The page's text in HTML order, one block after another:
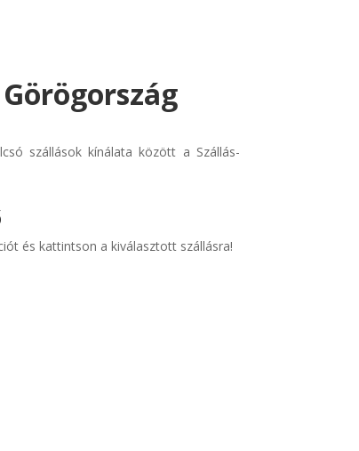
szállások kínálata között a Szállás-
és kattintson a kiválasztott szállásra!